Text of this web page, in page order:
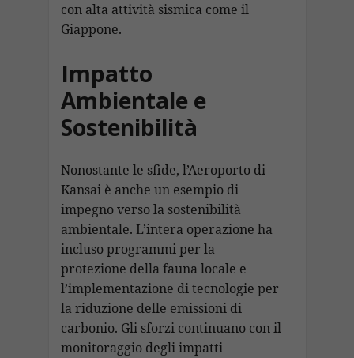
con alta attività sismica come il
Giappone.
Impatto
Ambientale e
Sostenibilità
Nonostante le sfide, l’Aeroporto di
Kansai è anche un esempio di
impegno verso la sostenibilità
ambientale. L’intera operazione ha
incluso programmi per la
protezione della fauna locale e
l’implementazione di tecnologie per
la riduzione delle emissioni di
carbonio. Gli sforzi continuano con il
monitoraggio degli impatti